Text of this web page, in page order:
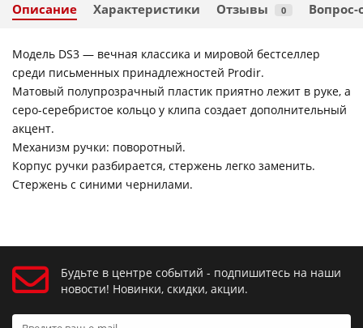
Описание Характеристики Отзывы 0 Вопрос-
Модель DS3 — вечная классика и мировой бестселлер
среди письменных принадлежностей Prodir.
Матовый полупрозрачный пластик приятно лежит в руке, а
серо-серебристое кольцо у клипа создает дополнительный
акцент.
Механизм ручки: поворотный.
Корпус ручки разбирается, стержень легко заменить.
Стержень с синими чернилами.
Будьте в центре событий - подпишитесь на наши
новости! Новинки, скидки, акции.